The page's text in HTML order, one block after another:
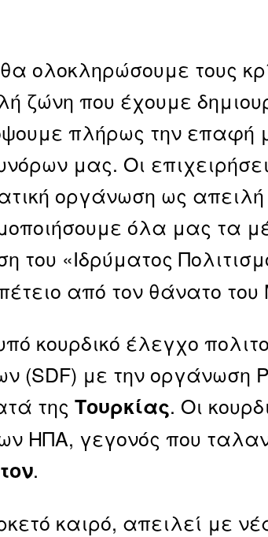
ολοκληρώσουμε τους
ζώνη που έχουμε
πλήρως την επαφή
μας. Οι
οργάνωση ως
όλα μας τα
του «Ιδρύματος
από τον θάνατο
κουρδικό έλεγχο
(SDF) με την οργάνωση
της Τουρκίας. Οι
ΗΠΑ, γεγονός που
.
καιρό, απειλεί με